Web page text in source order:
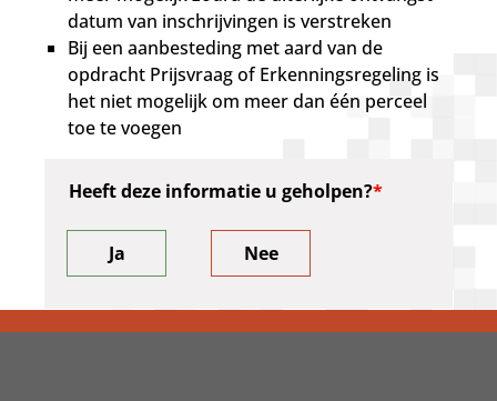
datum van inschrijvingen is verstreken
Bij een aanbesteding met aard van de
opdracht Prijsvraag of Erkenningsregeling is
het niet mogelijk om meer dan één perceel
toe te voegen
Heeft deze informatie u geholpen?
Ja Nee